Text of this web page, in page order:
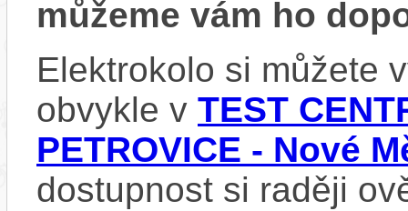
můžeme vám ho
Elektrokolo si můžete
obvykle v TEST
PETROVICE - Nové
dostupnost si raději